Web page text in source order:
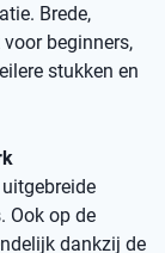
Brede,
beginners,
stukken en
Ook op de
dankzij de